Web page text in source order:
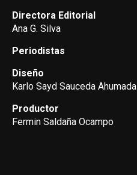
Directora Editorial
Ana G. Silva
Periodistas
Diseño
Karlo Sayd Sauceda Ahumada
Productor
Fermin Saldaña Ocampo